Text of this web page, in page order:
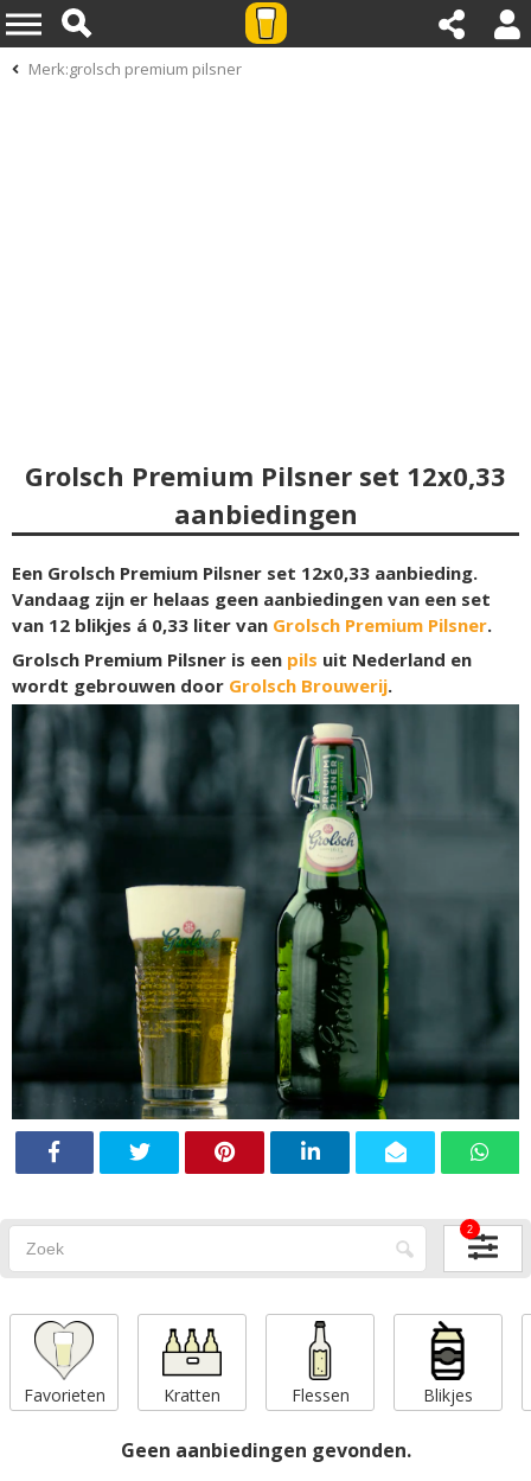
Merk:grolsch premium pilsner
Grolsch Premium Pilsner set 12x0,33
aanbiedingen
Een Grolsch Premium Pilsner set 12x0,33 aanbieding.
Vandaag zijn er helaas geen aanbiedingen van een set
van 12 blikjes á 0,33 liter van Grolsch Premium Pilsner.
Grolsch Premium Pilsner is een pils uit Nederland en
wordt gebrouwen door Grolsch Brouwerij.
2
Favorieten Kratten Flessen Blikjes
Geen aanbiedingen gevonden.